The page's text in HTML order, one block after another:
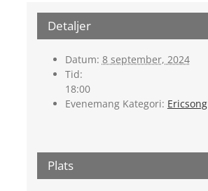
Detaljer
Datum: 8 september, 2024
Tid:
18:00
Evenemang Kategori: Ericsong
Plats